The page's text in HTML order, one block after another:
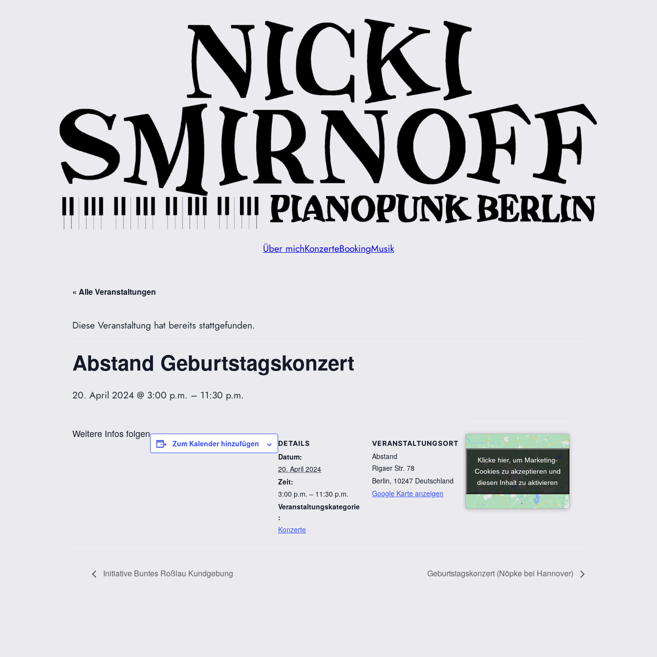
Über michKonzerteBookingMusik
« Alle Veranstaltungen
Diese Veranstaltung hat bereits stattgefunden.
Abstand Geburtstagskonzert
20. April 2024 @ 3:00 p.m. – 11:30 p.m.
Weitere Infos folgen
Zum Kalender hinzufügen DETAILS
Datum:
20. April 2024
Zeit:
3:00 p.m. – 11:30 p.m.
Veranstaltungskategorie
:
Konzerte
VERANSTALTUNGSORT
Abstand
Rigaer Str. 78
Berlin, 10247 Deutschland
Google Karte anzeigen
Klicke hier, um Marketing-
Cookies zu akzeptieren und
diesen Inhalt zu aktivieren
Klicke hier, um Marketing-
Cookies zu akzeptieren und
diesen Inhalt zu aktivieren
Initiative Buntes Roßlau Kundgebung Geburtstagskonzert (Nöpke bei Hannover)